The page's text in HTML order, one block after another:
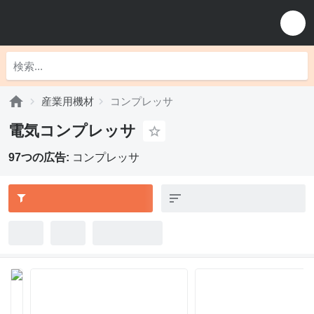
産業用機材 コンプレッサ
電気コンプレッサ
97つの広告: コンプレッサ